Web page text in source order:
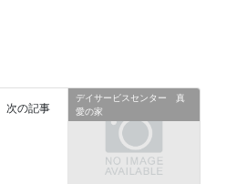
デイサービスセンター 真
愛の家
次の記事